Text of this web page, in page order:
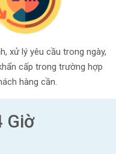
xử lý yêu cầu trong ngày,
cấp trong trường hợp
hàng cần.
Giờ